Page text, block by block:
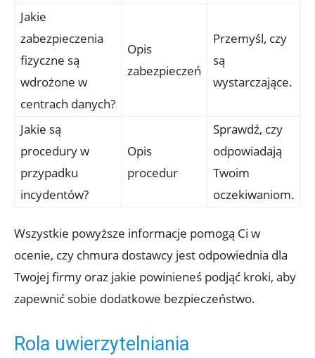
Jakie
zabezpieczenia
fizyczne są
wdrożone w
centrach ​danych?
Opis
zabezpieczeń
Przemyśl, czy
są
wystarczające.
Jakie są⁤
procedury w
przypadku
incydentów?
Opis
procedur
Sprawdź, ‍czy
odpowiadają
Twoim
oczekiwaniom.
Wszystkie powyższe informacje pomogą Ci w
ocenie, czy chmura dostawcy jest odpowiednia dla
Twojej firmy oraz jakie powinieneś podjąć⁣ kroki, aby
zapewnić sobie dodatkowe bezpieczeństwo.
Rola​ uwierzytelniania​